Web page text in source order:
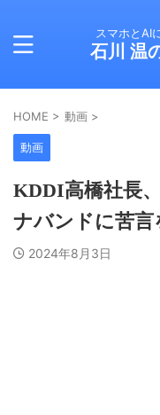
スマホとAI
石川 温
HOME > 動画 >
動画
KDDI高橋社長
ナバンドに苦言
2024年8月3日